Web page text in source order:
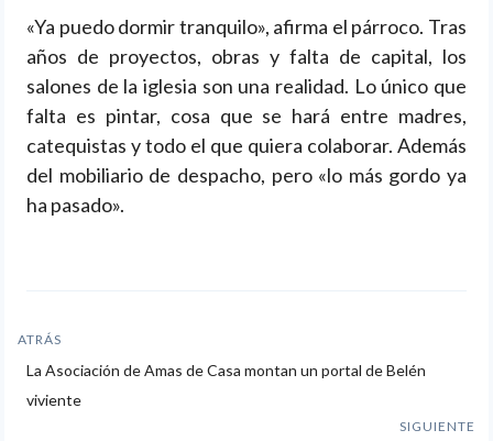
«Ya puedo dormir tranquilo», afirma el párroco. Tras
años de proyectos, obras y falta de capital, los
salones de la iglesia son una realidad. Lo único que
falta es pintar, cosa que se hará entre madres,
catequistas y todo el que quiera colaborar. Además
del mobiliario de despacho, pero «lo más gordo ya
ha pasado».
Navegación
de
ATRÁS
Artículos
anteriores:
La Asociación de Amas de Casa montan un portal de Belén
viviente
SIGUIENTE